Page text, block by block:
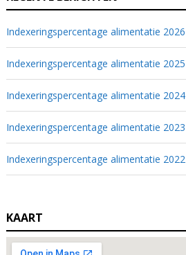
Indexeringspercentage alimentatie 2026
Indexeringspercentage alimentatie 2025
Indexeringspercentage alimentatie 2024
Indexeringspercentage alimentatie 2023
Indexeringspercentage alimentatie 2022
KAART